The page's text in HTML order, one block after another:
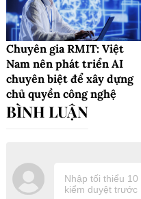
Chuyên gia RMIT: Việt
Nam nên phát triển AI
chuyên biệt để xây dựng
chủ quyền công nghệ